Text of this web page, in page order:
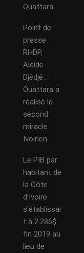
Ouattara
Point de
presse
RHDP,
Alcide
Djédjé :
Ouattara a
réalisé le
second
miracle
Ivoirien
Le PIB par
habitant de
la Côte
d’Ivoire
s’établissai
t à 2.286$
fin 2019 au
lieu de